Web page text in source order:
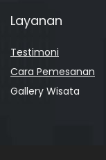
Layanan
Testimoni
Cara Pemesanan
Gallery Wisata